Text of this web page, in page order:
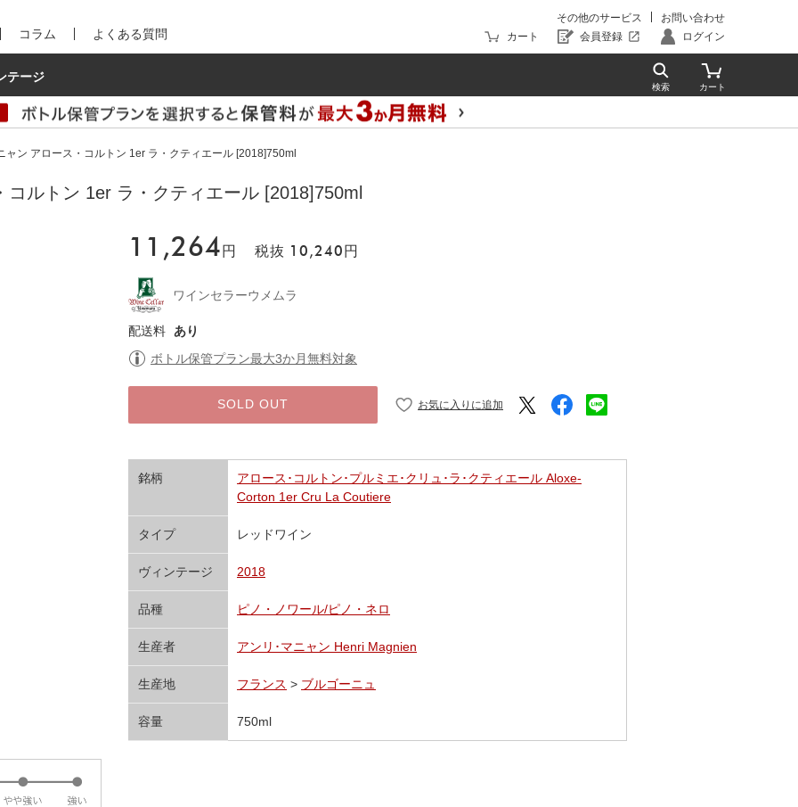
コラム よくある質問
その他のサービス
お問い合わせ
カート
会員登録 ログイン
テージ
ャン アロース・コルトン 1er ラ・クティエール [2018]750ml
ルトン 1er ラ・クティエール [2018]750ml
11,264 円 税抜 10,240 円
ワインセラーウメムラ
配送料
あり
ボトル保管プラン最大3か月無料対象
SOLD OUT
銘柄
アロース･コルトン･プルミエ･クリュ･ラ･クティエール Aloxe-
Corton 1er Cru La Coutiere
タイプ レッドワイン
ヴィンテージ 2018
品種 ピノ・ノワール/ピノ・ネロ
生産者 アンリ･マニャン Henri Magnien
生産地 フランス > ブルゴーニュ
容量 750ml